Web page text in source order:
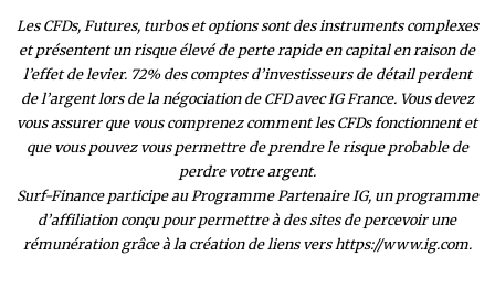
Les CFDs, Futures, turbos et options sont des instruments complexes
et présentent un risque élevé de perte rapide en capital en raison de
l’effet de levier. 72% des comptes d’investisseurs de détail perdent
de l’argent lors de la négociation de CFD avec IG France. Vous devez
vous assurer que vous comprenez comment les CFDs fonctionnent et
que vous pouvez vous permettre de prendre le risque probable de
perdre votre argent.
Surf-Finance participe au Programme Partenaire IG, un programme
d’affiliation conçu pour permettre à des sites de percevoir une
rémunération grâce à la création de liens vers https://www.ig.com.